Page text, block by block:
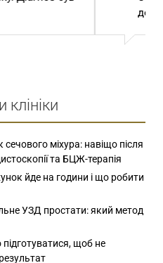
клініки
міхура: навіщо після
та БЦЖ-терапія
йде на години і що робити
УЗД простати: який метод
щоб не